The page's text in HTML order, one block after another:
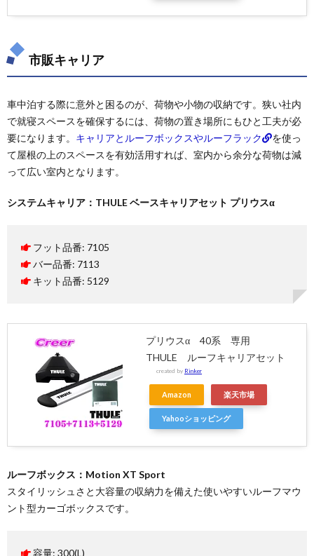
市販キャリア
車中泊する際に意外と困るのが、荷物や小物の収納です。狭い社内
で就寝スペースを確保するには、荷物の置き場所にもひと工夫が必
要になります。 キャリアとルーフボックスやルーフラック
を使っ
て屋根の上のスペースを有効活用すれば、室内から余分な荷物は減
って広い室内となります。
システムキャリア：THULE ベースキャリアセット プリウスα
フット品番: 7105
バー品番: 7113
キット品番: 5129
プリウスα 40系 専用
THULE ルーフキャリアセット
created by Rinker
Amazon 楽天市場
Yahooショッピング
ルーフボックス：Motion XT Sport
スタイリッシュさと大容量の収納力を備えた使いやすいルーフマウ
ント型カーゴボックスです。
容量: 300(L)